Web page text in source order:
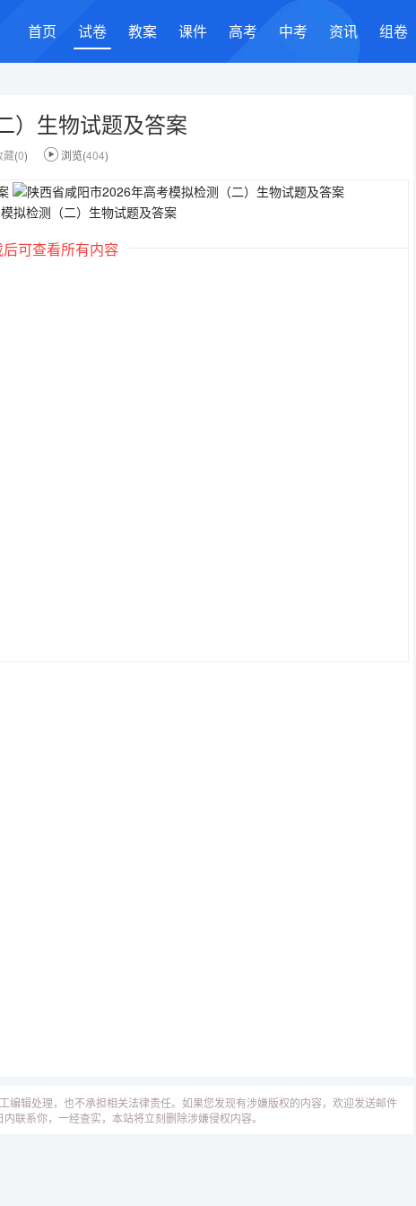
首页 试卷 教案 课件 高考 中考 资讯 组卷
）生物试题及答案
藏(0) 浏览(404)
可查看所有内容
辑处理，也不承担相关法律责任。如果您发现有涉嫌版权的内容，欢迎发送邮件
联系你，一经查实，本站将立刻删除涉嫌侵权内容。